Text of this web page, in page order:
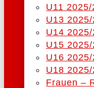
U11 2025/
U13 2025/
U14 2025/
U15 2025/
U16 2025/
U18 2025/
Frauen –